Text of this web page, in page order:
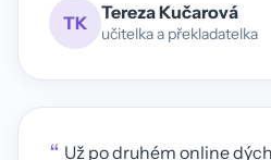
TK Tereza Kučarová
učitelka a překladatelka
“ Už po druhém online